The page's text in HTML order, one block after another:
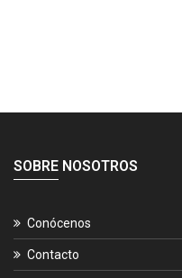
SOBRE NOSOTROS
Conócenos
Contacto